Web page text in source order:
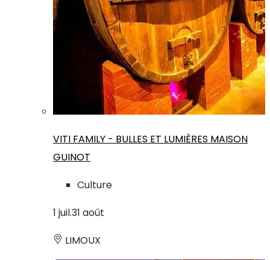
VITI FAMILY - BULLES ET LUMIÈRES MAISON
GUINOT
Culture
1 juil.31 août
LIMOUX